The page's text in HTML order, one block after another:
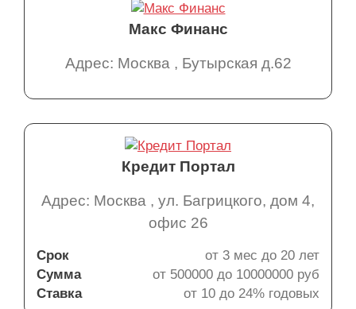
Макс Финанс
Адрес: Москва , Бутырская д.62
Кредит Портал
Адрес: Москва , ул. Багрицкого, дом 4,
офис 26
Срок
от 3 мес до 20 лет
Сумма
от 500000 до 10000000 руб
Ставка
от 10 до 24% годовых